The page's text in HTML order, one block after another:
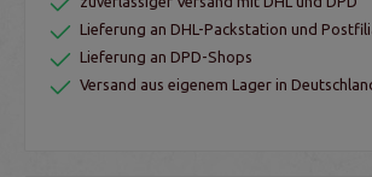
Lieferung an DHL-Packstation und
Lieferung an DPD-Shops
Versand aus eigenem Lager in